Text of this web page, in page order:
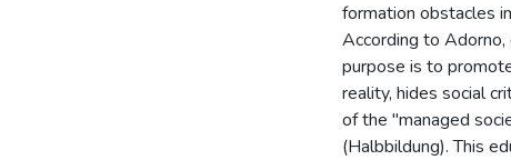
formation obstacles
According to Adorno,
purpose is to
reality, hides social
of the "managed
(Halbbildung). This